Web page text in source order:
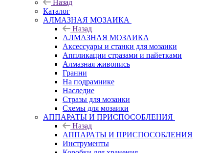
Назад
Каталог
АЛМАЗНАЯ МОЗАИКА
Назад
АЛМАЗНАЯ МОЗАИКА
Аксессуары и станки для мозаики
Аппликации стразами и пайетками
Алмазная живопись
Гранни
На подрамнике
Наследие
Стразы для мозаики
Схемы для мозаики
АППАРАТЫ И ПРИСПОСОБЛЕНИЯ
Назад
АППАРАТЫ И ПРИСПОСОБЛЕНИЯ
Инструменты